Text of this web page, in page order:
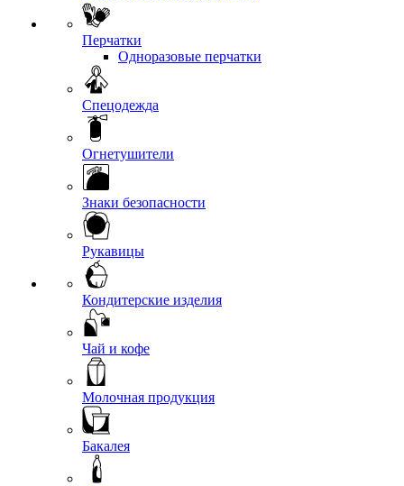
Перчатки
Одноразовые перчатки
Спецодежда
Огнетушители
Знаки безопасности
Рукавицы
Кондитерские изделия
Чай и кофе
Молочная продукция
Бакалея